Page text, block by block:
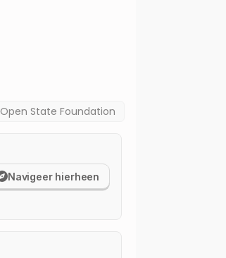
Open State Foundation
Navigeer hierheen